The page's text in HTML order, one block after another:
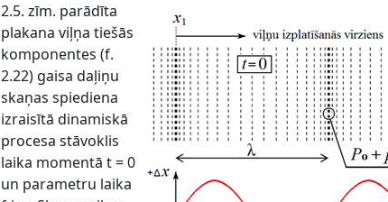
2.5. zīm. parādīta
plakana viļņa tiešās
komponentes (f.
2.22) gaisa daļiņu
skaņas spiediena
izraisītā dinamiskā
procesa stāvoklis
laika momentā t = 0
un parametru laika